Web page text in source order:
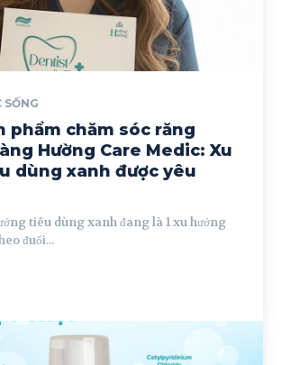
SỐNG
phẩm chăm sóc răng
Hường Care Medic: Xu
dùng xanh được yêu
tiêu dùng xanh đang là 1 xu hướng
đuổi...